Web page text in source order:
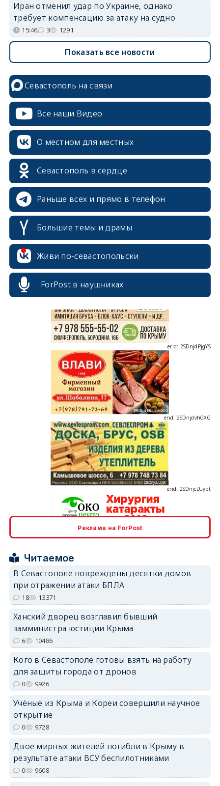
Иран отменил удар по Украине, однако
требует компенсацию за атаку на судно
15:46 3 1291
Показать все новости
Севастополь на связи
Все наши Видео
О местном для местных
Севастополь в сердце
Раньше всех и прямо в телефон
Большие темы и драмы
Живи по-севастопольски
ForPost в наушниках
erid: 2SDnjcrDNw6
erid: 2SDnjdvhGXG
erid: 2SDnjdPjgYS
Реклама на ForPost
Читаемое
В Севастополе повреждены десятки домов
при отражении атаки БПЛА
18 13371
Ханский дворец возглавил бывший
замминистра юстиции Крыма
6 10486
Кого в Севастополе готовы взять на работу
для защиты города от дронов
0 9926
Учёные из Крыма и Кореи совершили научное
открытие
0 9728
Двое мирных жителей погибли в Крыму в
результате атаки ВСУ беспилотниками
0 9608